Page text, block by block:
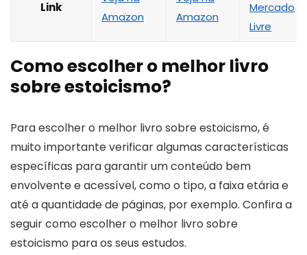
Link
Amazon
Amazon
Mercado
Livre
Como escolher o melhor livro
sobre estoicismo?
Para escolher o melhor livro sobre estoicismo, é
muito importante verificar algumas características
específicas para garantir um conteúdo bem
envolvente e acessível, como o tipo, a faixa etária e
até a quantidade de páginas, por exemplo. Confira a
seguir como escolher o melhor livro sobre
estoicismo para os seus estudos.